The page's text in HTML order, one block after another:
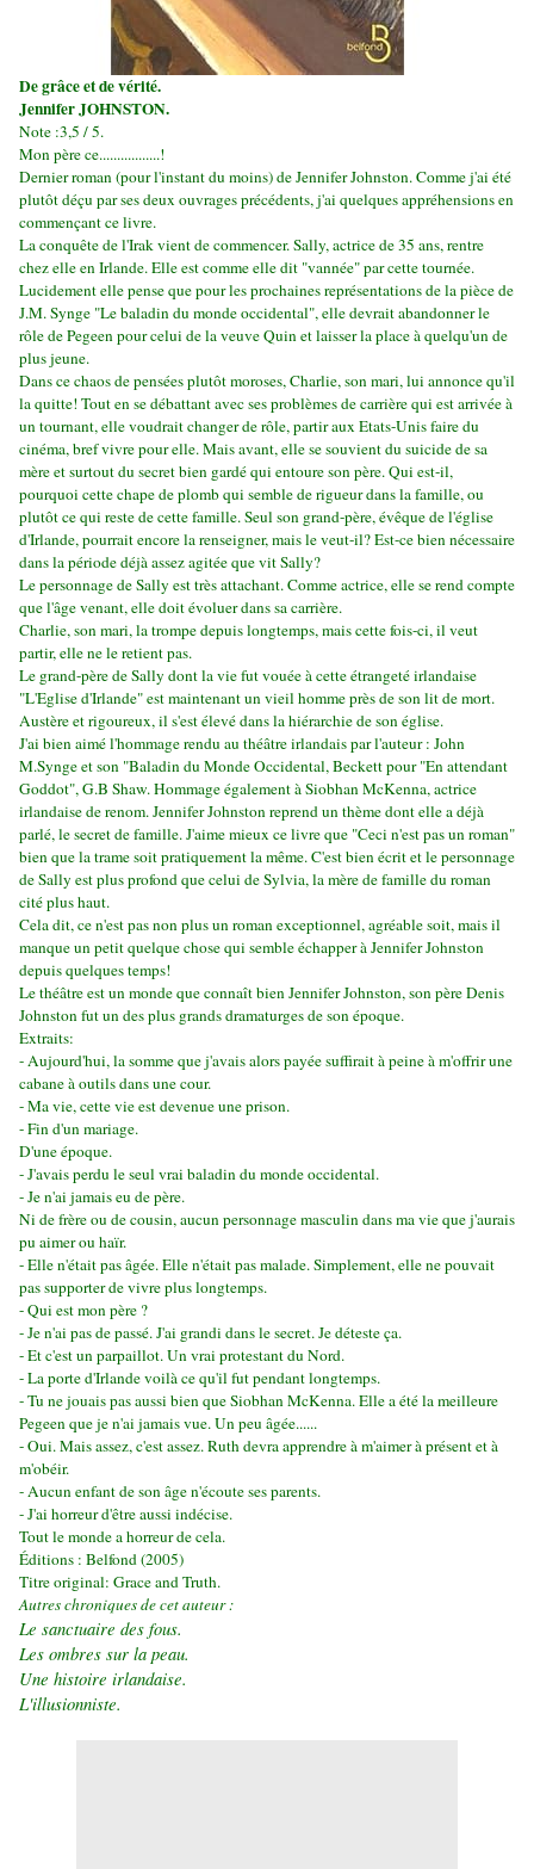
De grâce et de vérité.
Jennifer JOHNSTON.
Note :3,5 / 5.
Mon père ce.................!
Dernier roman (pour l'instant du moins) de Jennifer Johnston. Comme j'ai été
plutôt déçu par ses deux ouvrages précédents, j'ai quelques appréhensions en
commençant ce livre.
La conquête de l'Irak vient de commencer. Sally, actrice de 35 ans, rentre
chez elle en Irlande. Elle est comme elle dit "vannée" par cette tournée.
Lucidement elle pense que pour les prochaines représentations de la pièce de
J.M. Synge "Le baladin du monde occidental", elle devrait abandonner le
rôle de Pegeen pour celui de la veuve Quin et laisser la place à quelqu'un de
plus jeune.
Dans ce chaos de pensées plutôt moroses, Charlie, son mari, lui annonce qu'il
la quitte!Tout en se débattant avec ses problèmes de carrière qui est arrivée à
un tournant, elle voudrait changer de rôle, partir aux Etats-Unis faire du
cinéma, bref vivre pour elle.Mais avant, elle se souvient du suicide de sa
mère et surtout du secret bien gardé qui entoure son père. Qui est-il,
pourquoi cette chape de plomb qui semble de rigueur dans la famille, ou
plutôt ce qui reste de cette famille.Seul son grand-père, évêque de l'église
d'Irlande, pourrait encore la renseigner, mais le veut-il? Est-ce bien nécessaire
dans la période déjà assez agitée que vit Sally?
Le personnage de Sally est très attachant. Comme actrice, elle se rend compte
que l'âge venant, elle doit évoluer dans sa carrière.
Charlie, son mari, la trompe depuis longtemps, mais cette fois-ci, il veut
partir, elle ne le retient pas.
Le grand-père de Sally dont la vie fut vouée à cette étrangeté irlandaise
"L'Eglise d'Irlande" est maintenant un vieil homme près de son lit de mort.
Austère et rigoureux, il s'est élevé dans la hiérarchie de son église.
J'ai bien aimé l'hommage rendu au théâtre irlandais par l'auteur : John
M.Synge et son "Baladin du Monde Occidental, Beckett pour "En attendant
Goddot", G.B Shaw.Hommage également à Siobhan McKenna, actrice
irlandaise de renom.Jennifer Johnston reprend un thème dont elle a déjà
parlé, le secret de famille.J'aime mieux ce livre que "Ceci n'est pas un roman"
bien que la trame soit pratiquement la même.C'est bien écrit et le personnage
de Sally est plus profond que celui de Sylvia, la mère de famille du roman
cité plus haut.
Cela dit, ce n'est pas non plus un roman exceptionnel, agréable soit, mais il
manque un petit quelque chose qui semble échapper à Jennifer Johnston
depuis quelques temps!
Le théâtre est un monde que connaît bien Jennifer Johnston, son père Denis
Johnston fut un des plus grands dramaturges de son époque.
Extraits:
- Aujourd'hui, la somme que j'avais alors payée suffirait à peine à m'offrir une
cabane à outils dans une cour.
- Ma vie, cette vie est devenue une prison.
- Fin d'un mariage.
D'une époque.
-J'avais perdu le seul vrai baladin du monde occidental.
- Je n'ai jamais eu de père.
Ni de frère ou de cousin, aucun personnage masculin dans ma vie que j'aurais
pu aimer ou haïr.
- Elle n'était pas âgée. Elle n'était pas malade. Simplement, elle ne pouvait
pas supporter de vivre plus longtemps.
- Qui est mon père ?
- Je n'ai pas de passé. J'ai grandi dans le secret. Je déteste ça.
- Et c'est un parpaillot. Un vrai protestant du Nord.
- La porte d'Irlande voilà ce qu'il fut pendant longtemps.
- Tu ne jouais pas aussi bien que Siobhan McKenna. Elle a été la meilleure
Pegeen que je n'ai jamais vue. Un peu âgée......
- Oui. Mais assez, c'est assez. Ruth devra apprendre à m'aimer à présent et à
m'obéir.
- Aucun enfant de son âge n'écoute ses parents.
- J'ai horreur d'être aussi indécise.
Tout le monde a horreur de cela.
Éditions : Belfond (2005)
Titre original: Grace and Truth.
Autres chroniques de cet auteur :
Le sanctuaire des fous.
Les ombres sur la peau.
Une histoire irlandaise.
L'illusionniste.